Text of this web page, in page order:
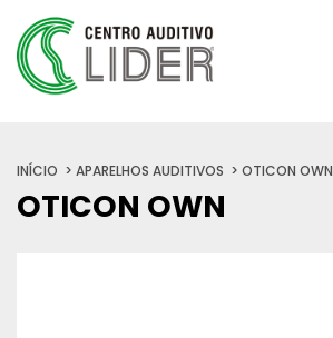
INÍCIO APARELHOS AUDITIVOS OTICON OWN
OTICON OWN